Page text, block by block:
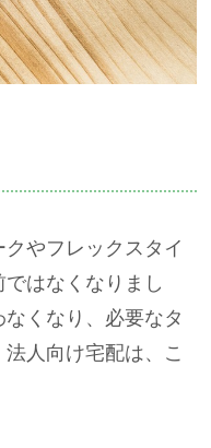
やフレックスタイ
はなくなりまし
くなり、必要なタ
人向け宅配は、こ